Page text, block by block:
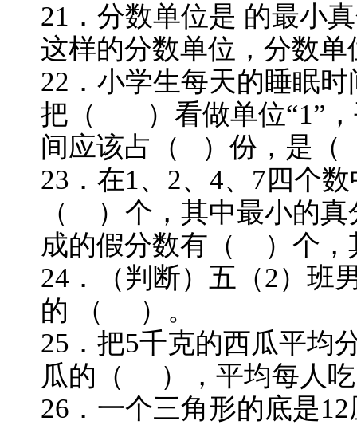
21．分数单位是 的最小
这样的分数单位，分数
22．小学生每天的睡眠
把（ ）看做单位“1”，
间应该占（ ）份，是
23．在1、2、4、7四个
（ ）个，其中最小的
成的假分数有（ ）个
24．（判断）五（2）班
的 （ ）。
25．把5千克的西瓜平均
瓜的（ ），平均每人
26．一个三角形的底是